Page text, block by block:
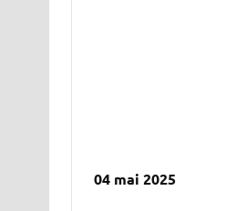
04 mai 2025